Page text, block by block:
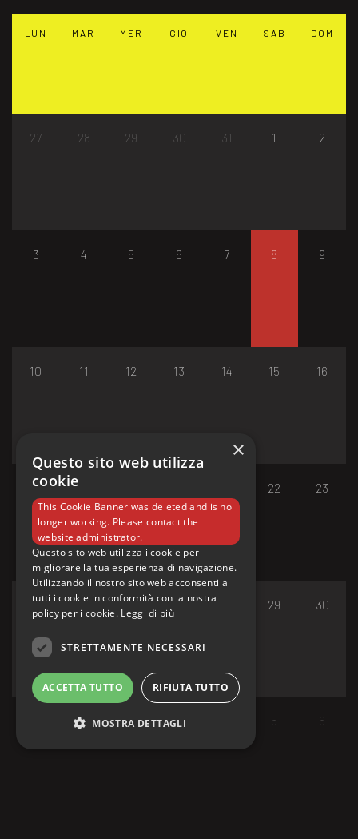
LUN MAR MER GIO VEN SAB DOM
27 28 29 30 31 1 2
3 4 5 6 7 8 9
10 11 12 13 14 15 16
17 18 22 23
24 25 26 27 29 30
1 2 3 5 6
×
Questo sito web utilizza
cookie
This Cookie Banner was deleted and is no
longer working. Please contact the
website administrator.
Questo sito web utilizza i cookie per
migliorare la tua esperienza di navigazione.
Utilizzando il nostro sito web acconsenti a
tutti i cookie in conformità con la nostra
policy per i cookie. Leggi di più
STRETTAMENTE NECESSARI
ACCETTA TUTTO RIFIUTA TUTTO
MOSTRA DETTAGLI